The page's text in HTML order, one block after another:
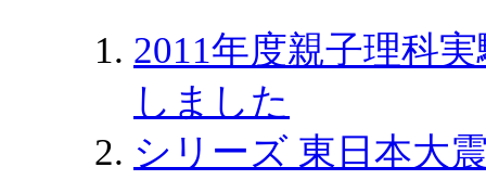
2011年度親子理科
しました
シリーズ 東日本大